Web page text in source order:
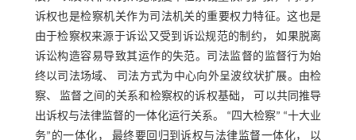
诉权也是检察机关作为司法机关的重要权力特征。这也是
由于检察权来源于诉讼又受到诉讼规范的制约， 如果脱离
诉讼构造容易导致其运作的失范。司法监督的监督行为始
终以司法场域、 司法方式为中心向外呈波纹状扩展。由检
察、 监督之间的关系和检察权的诉权基础， 可以共同推导
出诉权与法律监督的一体化运行关系。 “四大检察” “十大业
务”的一体化， 最终要回归到诉权与法律监督一体化， 以